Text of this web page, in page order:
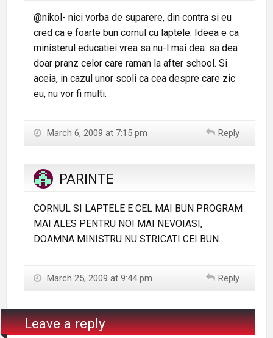
@nikol- nici vorba de suparere, din contra si eu
cred ca e foarte bun cornul cu laptele. Ideea e ca
ministerul educatiei vrea sa nu-l mai dea. sa dea
doar pranz celor care raman la after school. Si
aceia, in cazul unor scoli ca cea despre care zic
eu, nu vor fi multi.
March 6, 2009 at 7:15 pm Reply
PARINTE
CORNUL SI LAPTELE E CEL MAI BUN PROGRAM
MAI ALES PENTRU NOI MAI NEVOIASI,
DOAMNA MINISTRU NU STRICATI CEI BUN.
March 25, 2009 at 9:44 pm Reply
Leave a reply